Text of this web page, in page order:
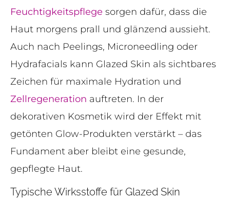
Feuchtigkeitspflege sorgen dafür, dass die
Haut morgens prall und glänzend aussieht.
Auch nach Peelings, Microneedling oder
Hydrafacials kann Glazed Skin als sichtbares
Zeichen für maximale Hydration und
Zellregeneration auftreten. In der
dekorativen Kosmetik wird der Effekt mit
getönten Glow-Produkten verstärkt – das
Fundament aber bleibt eine gesunde,
gepflegte Haut.
Typische Wirksstoffe für Glazed Skin